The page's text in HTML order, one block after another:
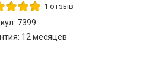
1 отзыв
7399
12 месяцев